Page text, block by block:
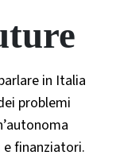
in Italia
problemi
finanziatori.